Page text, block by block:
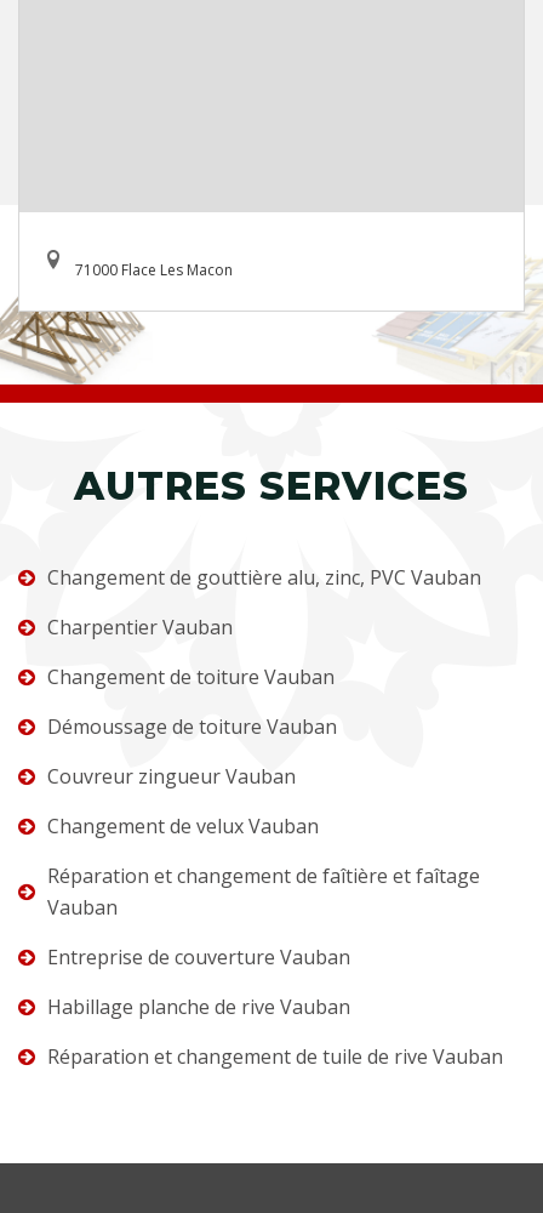
71000 Flace Les Macon
AUTRES SERVICES
Changement de gouttière alu, zinc, PVC Vauban
Charpentier Vauban
Changement de toiture Vauban
Démoussage de toiture Vauban
Couvreur zingueur Vauban
Changement de velux Vauban
Réparation et changement de faîtière et faîtage
Vauban
Entreprise de couverture Vauban
Habillage planche de rive Vauban
Réparation et changement de tuile de rive Vauban